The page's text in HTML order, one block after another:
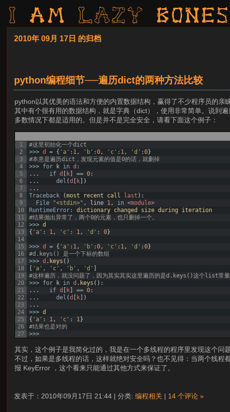
I am LAZY
2010年 09月 17日 的归档
python编程细节──遍历dict的两种方法比较
python以其优美的语法和方便的内置数据结构，赢得了不少程序员的亲睐
其中有个很有用的数据结构，就是字典（dict），使用非常简单。说到
多数情况下都是适用的。但是并不是完全安全，请看下面这个例子：
1
2
3
4
5
6
7
8
9
10
11
12
13
14
15
16
17
18
19
20
21
22
23
24
25
26
27
#这里初始化一个dict
>>> d = { 'a' : 1 , 'b' :0 , 'c' : 1 , 'd' :0}
#本意是遍历dict，发现元素的值是0的话，就删掉
>>> for k in d :
. . . if d [ k] == 0 :
. . . del (d [ k] )
. . .
Traceback
(most recent call last ) :
File
"<stdin>" , line 1 , in <module>
RuntimeError: dictionary changed size during
iteration
#结果抛出异常了，两个0的元素，也只删掉一个。
>>> d
{ 'a' : 1 , 'c' : 1 , 'd' : 0}
>>> d = { 'a' : 1 , 'b' :0 , 'c' : 1 , 'd' :0}
#d.keys() 是一个下标的数组
>>> d . keys ( )
[ 'a' , 'c' , 'b' , 'd' ]
#这样遍历，就没问题了，因为其实其实这里遍历的是d.keys()这个list常量
>>> for k in d . keys ( ) :
. . . if d [ k] == 0 :
. . . del (d [ k] )
. . .
>>> d
{ 'a' : 1 , 'c' : 1 }
#结果也是对的
>>>
其实，这个例子是我简化过的，我是在一个多线程的程序里发现这个问
不过，如果是多线程的话，这样就绝对安全吗？也不见得：当两个线
报 KeyError ，这个看来只能通过其他方式来保证了。
发表于：2010年09月17日 21:44 | 分类: 编程相关 | 14 个评论 »